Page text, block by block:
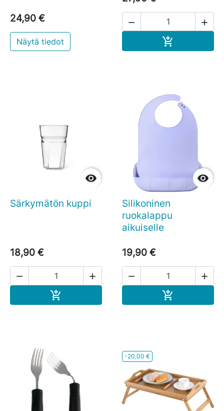
24,90 €
Näytä tiedot
 


Särkymätön kuppi
18,90 €
 


Silikoninen
ruokalappu
aikuiselle
19,90 €
 

-20,00 €